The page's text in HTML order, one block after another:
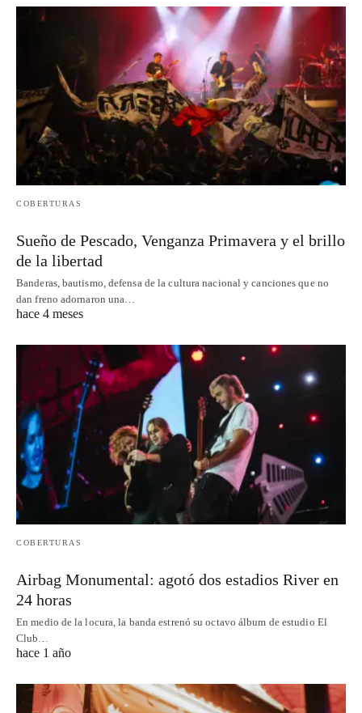
COBERTURAS
Sueño de Pescado, Venganza Primavera y el brillo
de la libertad
Banderas, bautismo, defensa de la cultura nacional y canciones que no
dan freno adornaron una…
hace 4 meses
COBERTURAS
Airbag Monumental: agotó dos estadios River en
24 horas
En medio de la locura, la banda estrenó su octavo álbum de estudio El
Club…
hace 1 año